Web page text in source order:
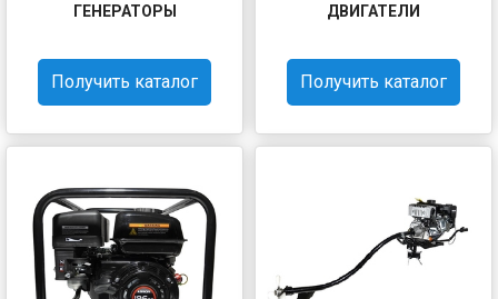
ГЕНЕРАТОРЫ
Получить каталог
ДВИГАТЕЛИ
Получить каталог